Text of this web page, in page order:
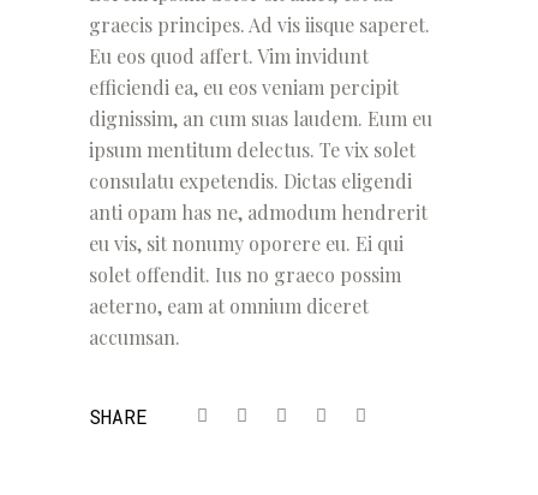
graecis principes. Ad vis iisque saperet.
Eu eos quod affert. Vim invidunt
efficiendi ea, eu eos veniam percipit
dignissim, an cum suas laudem. Eum eu
ipsum mentitum delectus. Te vix solet
consulatu expetendis. Dictas eligendi
anti opam has ne, admodum hendrerit
eu vis, sit nonumy oporere eu. Ei qui
solet offendit. Ius no graeco possim
aeterno, eam at omnium diceret
accumsan.
SHARE